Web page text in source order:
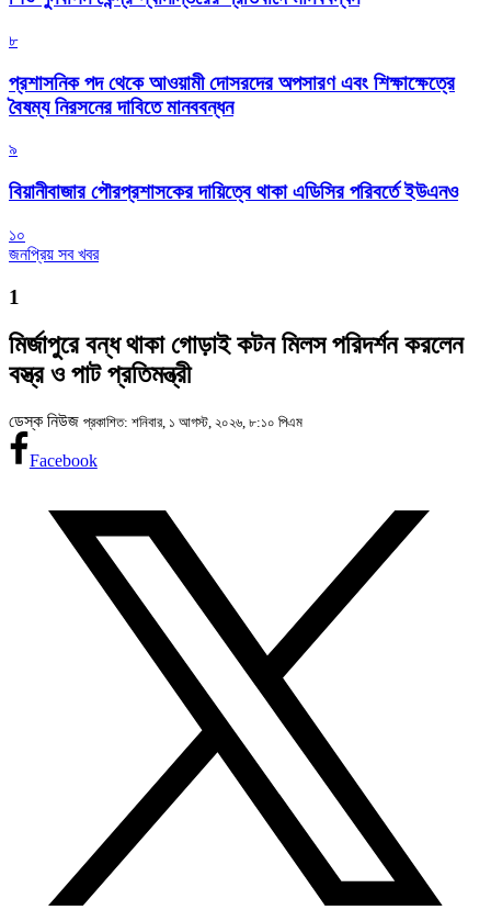
৮
প্রশাসনিক পদ থেকে আওয়ামী দোসরদের অপসারণ এবং শিক্ষাক্ষেত্রে
বৈষম্য নিরসনের দাবিতে মানববন্ধন
৯
বিয়ানীবাজার পৌরপ্রশাসকের দায়িত্বে থাকা এডিসির পরিবর্তে ইউএনও
১০
জনপ্রিয় সব খবর
1
মির্জাপুরে বন্ধ থাকা গোড়াই কটন মিলস পরিদর্শন করলেন
বস্ত্র ও পাট প্রতিমন্ত্রী
ডেস্ক নিউজ প্রকাশিত: শনিবার, ১ আগস্ট, ২০২৬, ৮:১০ পিএম
Facebook